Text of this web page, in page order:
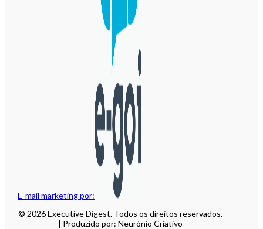
E-mail marketing por:
© 2026 Executive Digest. Todos os direitos reservados.
| Produzido por: Neurónio Criativo